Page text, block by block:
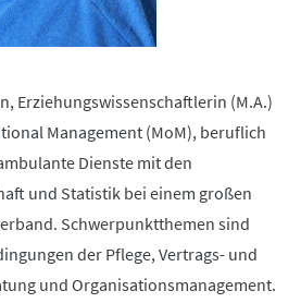
Erziehungswissenschaftlerin (M.A.)
Management (MoM), beruflich
Dienste mit den
und Statistik bei einem großen
Schwerpunktthemen sind
der Pflege, Vertrags- und
und Organisationsmanagement.